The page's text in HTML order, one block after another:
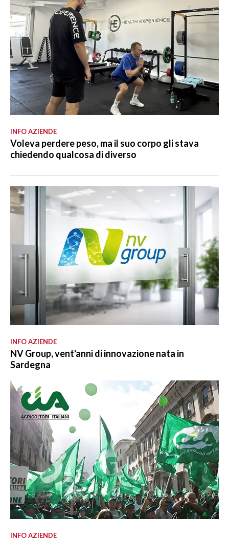
INFO AZIENDE
Voleva perdere peso, ma il suo corpo gli stava
chiedendo qualcosa di diverso
INFO AZIENDE
NV Group, vent'anni di innovazione nata in
Sardegna
INFO AZIENDE